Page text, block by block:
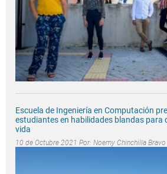
Escuela de Ingeniería en Computación
estudiantes en habilidades blandas para
vida
10 de Octubre 2021 Por: Noemy Chinchilla Bravo